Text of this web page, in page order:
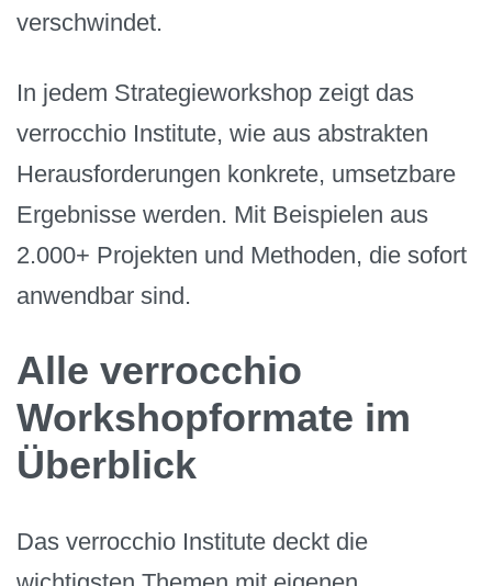
verschwindet.
In jedem Strategieworkshop zeigt das
verrocchio Institute, wie aus abstrakten
Herausforderungen konkrete, umsetzbare
Ergebnisse werden. Mit Beispielen aus
2.000+ Projekten und Methoden, die sofort
anwendbar sind.
Alle verrocchio
Workshopformate im
Überblick
Das verrocchio Institute deckt die